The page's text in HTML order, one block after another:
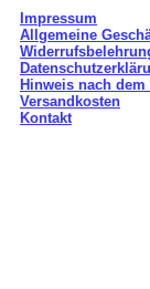
Impressum
Allgemeine
Hinweis nach
Versandkosten
Kontakt